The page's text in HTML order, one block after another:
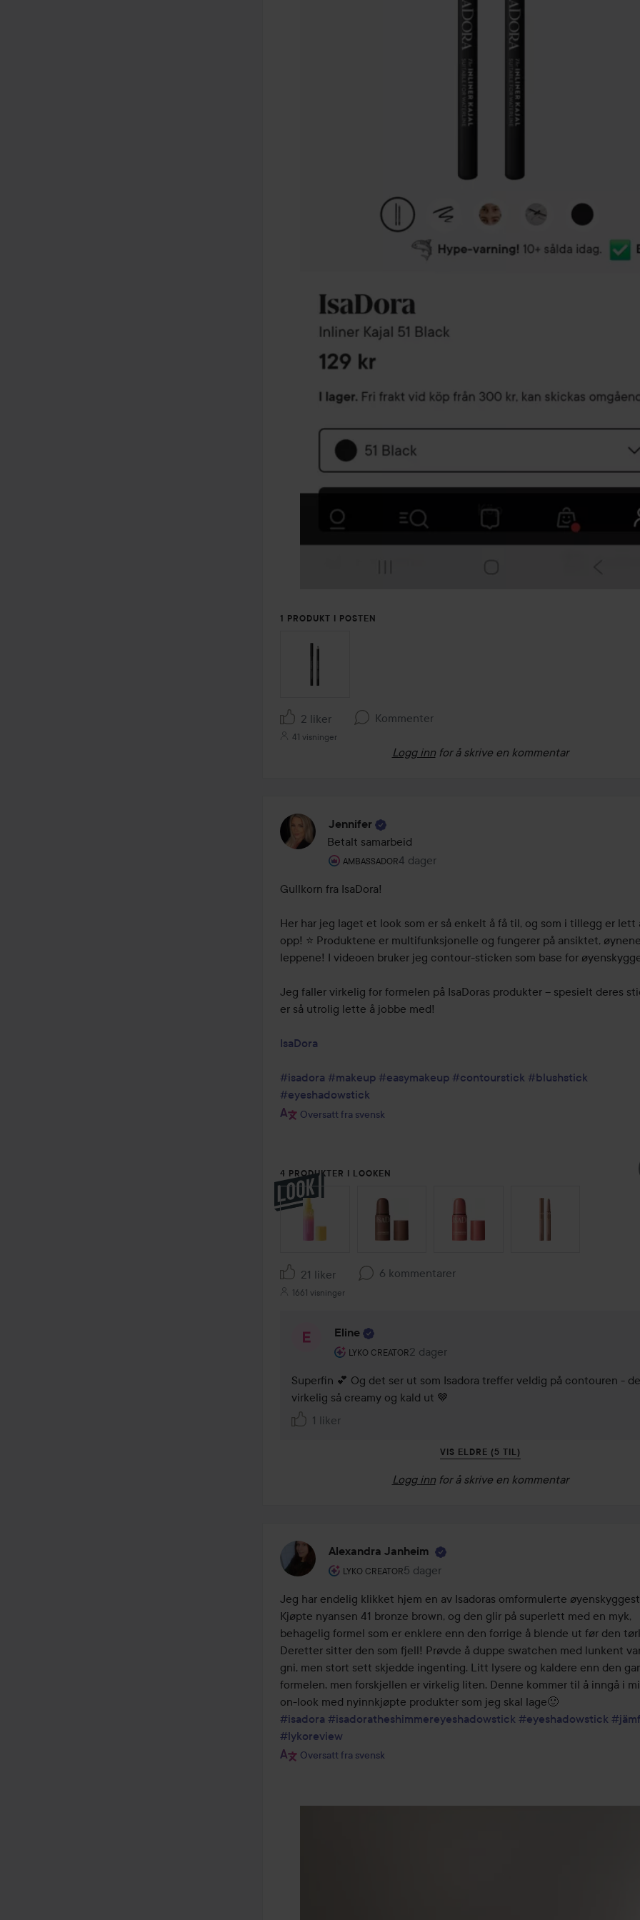
1 PRODUKT I POSTEN
2 liker Kommenter
41 visninger
Logg inn for å skrive en kommentar
Jennifer
Betalt samarbeid
AMBASSADOR
Brukerens rolle: Ambassador.
4 dager
Innlegget ble opprettet 4 dager
Gullkorn fra IsaDora!
Her har jeg laget et look som er så enkelt å få til, og som i tillegg er lett
opp! ⭐ Produktene er multifunksjonelle og fungerer på ansiktet,
leppene! I videoen bruker jeg contour-sticken som base for
Jeg faller virkelig for formelen på IsaDoras produkter – spesielt deres
er så utrolig lette å jobbe med!
IsaDora
#isadora #makeup #easymakeup #contourstick #blushstick
#eyeshadowstick
Oversatt fra svensk
4 PRODUKTER I LOOKEN
HOPP OVER SEKSJON
21 liker 6 kommentarer
1661 visninger
Eline
LYKO CREATOR
Brukerens rolle: Lyko Creator.
2 dager
Kommentaren lades 2 dager
Superfin 💕 Og det ser ut som Isadora treffer veldig på contouren -
virkelig så creamy og kald ut 🤎
1 liker
VIS ELDRE (5 TIL)
Logg inn for å skrive en kommentar
Alexandra Janheim
LYKO CREATOR
Brukerens rolle: Lyko Creator.
5 dager
Innlegget ble opprettet 5 dager
Jeg har endelig klikket hjem en av Isadoras omformulerte
Kjøpte nyansen 41 bronze brown, og den glir på superlett med en myk,
behagelig formel som er enklere enn den forrige å blende ut før den
Deretter sitter den som fjell! Prøvde å duppe swatchen med lunkent
gni, men stort sett skjedde ingenting. Litt lysere og kaldere enn den
formelen, men forskjellen er virkelig liten. Denne kommer til å inngå i
#isadora #isadoratheshimmereyeshadowstick #eyeshadowstick
#lykoreview
Oversatt fra svensk